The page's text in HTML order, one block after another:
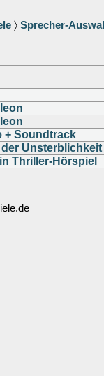
〉 Sprecher-
+ Soundtrack
der Unsterblichkeit
Thriller-Hörspiel